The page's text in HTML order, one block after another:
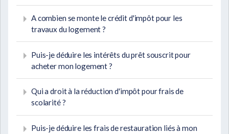
A combien se monte le crédit d'impôt pour les
travaux du logement ?
Puis-je déduire les intérêts du prêt souscrit pour
acheter mon logement ?
Qui a droit à la réduction d'impôt pour frais de
scolarité ?
Puis-je déduire les frais de restauration liés à mon